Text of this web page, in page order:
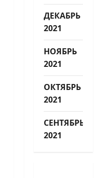
ДЕКАБРЬ
2021
НОЯБРЬ
2021
ОКТЯБРЬ
2021
СЕНТЯБРЬ
2021